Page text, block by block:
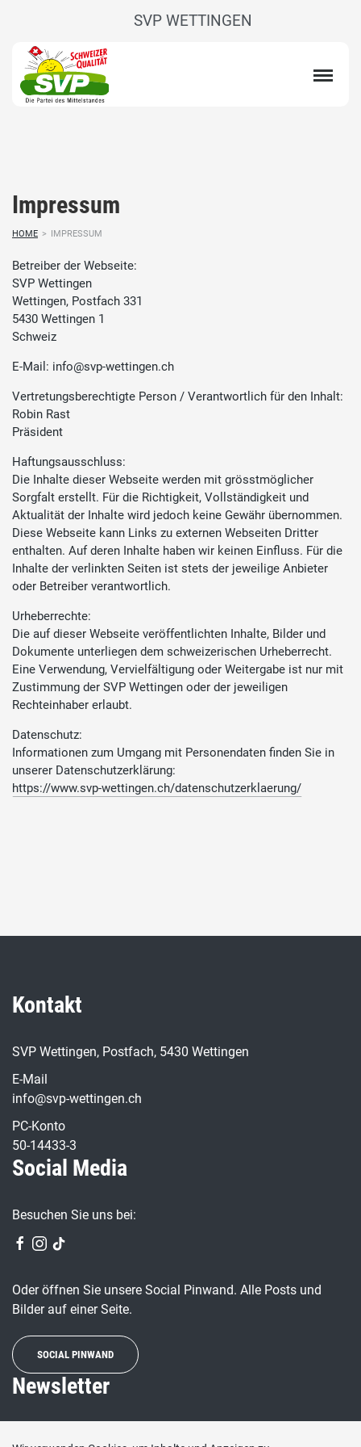
SVP WETTINGEN
Impressum
HOME > IMPRESSUM
Betreiber der Webseite:
SVP Wettingen
Wettingen, Postfach 331
5430 Wettingen 1
Schweiz
E-Mail: info@svp-wettingen.ch
Vertretungsberechtigte Person / Verantwortlich für den Inhalt:
Robin Rast
Präsident
Haftungsausschluss:
Die Inhalte dieser Webseite werden mit grösstmöglicher
Sorgfalt erstellt. Für die Richtigkeit, Vollständigkeit und
Aktualität der Inhalte wird jedoch keine Gewähr übernommen.
Diese Webseite kann Links zu externen Webseiten Dritter
enthalten. Auf deren Inhalte haben wir keinen Einfluss. Für die
Inhalte der verlinkten Seiten ist stets der jeweilige Anbieter
oder Betreiber verantwortlich.
Urheberrechte:
Die auf dieser Webseite veröffentlichten Inhalte, Bilder und
Dokumente unterliegen dem schweizerischen Urheberrecht.
Eine Verwendung, Vervielfältigung oder Weitergabe ist nur mit
Zustimmung der SVP Wettingen oder der jeweiligen
Rechteinhaber erlaubt.
Datenschutz:
Informationen zum Umgang mit Personendaten finden Sie in
unserer Datenschutzerklärung:
https://www.svp-wettingen.ch/datenschutzerklaerung/
Kontakt
SVP Wettingen, Postfach, 5430 Wettingen
E-Mail
info@svp-wettingen.ch
PC-Konto
50-14433-3
Social Media
Besuchen Sie uns bei:
Oder öffnen Sie unsere Social Pinwand. Alle Posts und
Bilder auf einer Seite.
SOCIAL PINWAND
Newsletter